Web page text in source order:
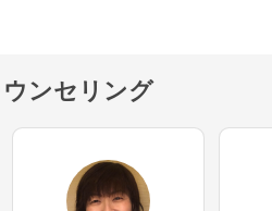
ンセリング